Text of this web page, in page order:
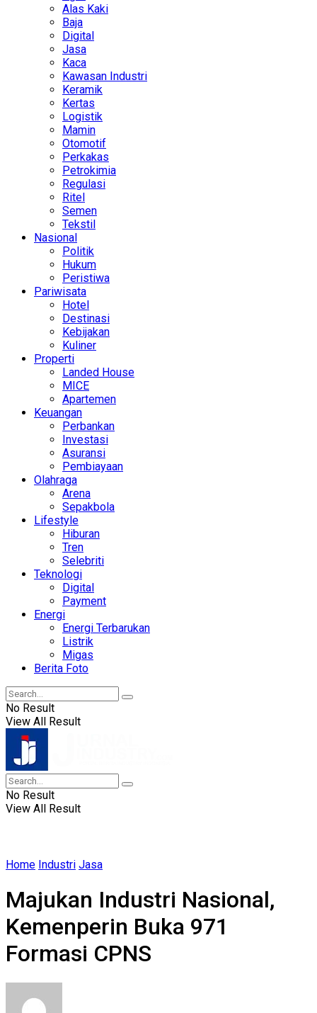
Alas Kaki
Baja
Digital
Jasa
Kaca
Kawasan Industri
Keramik
Kertas
Logistik
Mamin
Otomotif
Perkakas
Petrokimia
Regulasi
Ritel
Semen
Tekstil
Nasional
Politik
Hukum
Peristiwa
Pariwisata
Hotel
Destinasi
Kebijakan
Kuliner
Properti
Landed House
MICE
Apartemen
Keuangan
Perbankan
Investasi
Asuransi
Pembiayaan
Olahraga
Arena
Sepakbola
Lifestyle
Hiburan
Tren
Selebriti
Teknologi
Digital
Payment
Energi
Energi Terbarukan
Listrik
Migas
Berita Foto
No Result
View All Result
No Result
View All Result
Home Industri Jasa
Majukan Industri Nasional,
Kemenperin Buka 971
Formasi CPNS